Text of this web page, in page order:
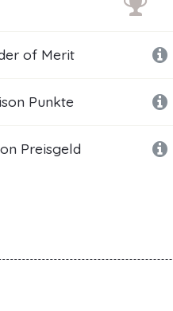
of Merit
Punkte
Preisgeld